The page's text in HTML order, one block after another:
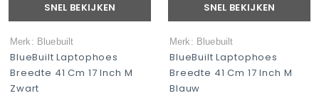
SNEL BEKIJKEN
Merk: Bluebuilt
BlueBuilt Laptophoes
Breedte 41 Cm 17 Inch M
Zwart
SNEL BEKIJKEN
Merk: Bluebuilt
BlueBuilt Laptophoes
Breedte 41 Cm 17 Inch M
Blauw